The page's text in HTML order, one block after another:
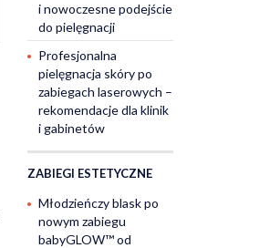
i nowoczesne podejście
do pielęgnacji
Profesjonalna
pielęgnacja skóry po
zabiegach laserowych –
rekomendacje dla klinik
i gabinetów
ZABIEGI ESTETYCZNE
Młodzieńczy blask po
nowym zabiegu
babyGLOW™ od